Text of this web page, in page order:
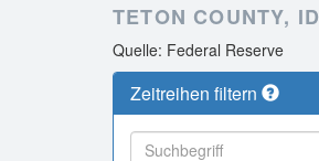
TETON COUNTY, ID
Quelle: Federal Reserve
Zeitreihen filtern